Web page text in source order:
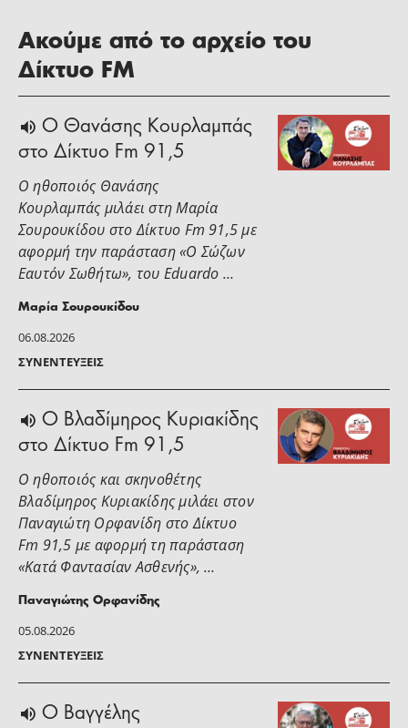
Ακούμε από το αρχείο του
Δίκτυο FM
06.08.2026
ΣΥΝΕΝΤΕΎΞΕΙΣ
Ο Θανάσης Κουρλαμπάς
στο Δίκτυο Fm 91,5
Ο ηθοποιός Θανάσης
Κουρλαμπάς μιλάει στη Μαρία
Σουρουκίδου στο Δίκτυο Fm 91,5 με
αφορμή την παράσταση «Ο Σώζων
Εαυτόν Σωθήτω», του Eduardo …
Μαρία Σουρουκίδου
05.08.2026
ΣΥΝΕΝΤΕΎΞΕΙΣ
O Βλαδίμηρος Κυριακίδης
στο Δίκτυο Fm 91,5
Ο ηθοποιός και σκηνοθέτης
Βλαδίμηρος Κυριακίδης μιλάει στoν
Παναγιώτη Ορφανίδη στο Δίκτυο
Fm 91,5 με αφορμή τη παράσταση
«Κατά Φαντασίαν Ασθενής», …
Παναγιώτης Ορφανίδης
Ο Βαγγέλης